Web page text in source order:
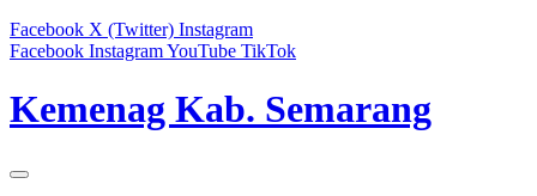
Facebook X (Twitter) Instagram
Facebook InstagramYouTube TikTok
Kemenag Kab. Semarang